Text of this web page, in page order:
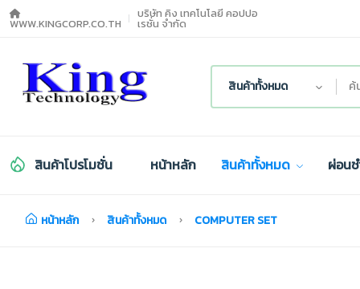
WWW.KINGCORP.CO.TH
บริษัท คิง เทคโนโลยี คอปปอ
เรชั่น จำกัด
สินค้าทั้งหมด
สินค้าโปรโมชั่น หน้าหลัก สินค้าทั้งหมด ผ่อน
หน้าหลัก สินค้าทั้งหมด COMPUTER SET